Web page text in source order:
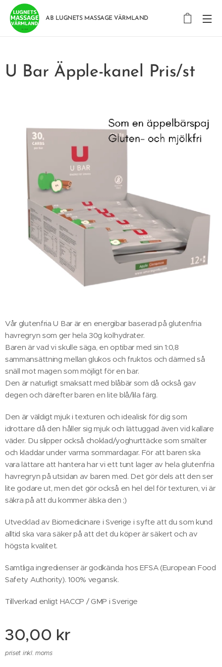
AB LUGNETS MASSAGE VÄRMLAND
U Bar Äpple-kanel Pris/st
Vår glutenfria U Bar är en energibar baserad på glutenfria
havregryn som ger hela 30g kolhydrater.
Baren är vad vi skulle säga, en optibar med sin 1:0,8
sammansättning mellan glukos och fruktos och därmed så
snäll mot magen som möjligt för en bar.
Den är naturligt smaksatt med blåbär som då också gav
degen och därefter baren en lite blå/lila färg.
Den är väldigt mjuk i texturen och idealisk för dig som
idrottare då den håller sig mjuk och lättuggad även vid kallare
väder. Du slipper också choklad/yoghurttäcke som smälter
och kladdar under varma sommardagar. För att baren ska
vara lättare att hantera har vi ett tunt lager av hela glutenfria
havregryn på utsidan av baren med. Det gör dels att den ser
lite godare ut, men det gör också en hel del för texturen, vi är
säkra på att du kommer älska den ;)
Utvecklad av Biomedicinare i Sverige i syfte att du som kund
alltid ska vara säker på att det du köper är säkert och av
högsta kvalitet.
Samtliga ingredienser är godkända hos EFSA (European Food
Safety Authority). 100% vegansk.
Tillverkad enligt HACCP / GMP i Sverige
30,00 kr
priset inkl. moms